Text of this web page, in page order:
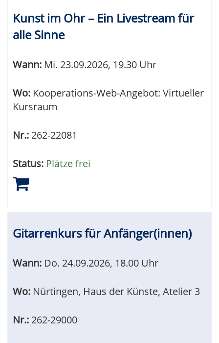
Kunst im Ohr – Ein Livestream für
alle Sinne
Wann: Mi. 23.09.2026, 19.30 Uhr
Wo: Kooperations-Web-Angebot: Virtueller
Kursraum
Nr.: 262-22081
Status: Plätze frei
Gitarrenkurs für Anfänger(innen)
Wann: Do. 24.09.2026, 18.00 Uhr
Wo: Nürtingen, Haus der Künste, Atelier 3
Nr.: 262-29000